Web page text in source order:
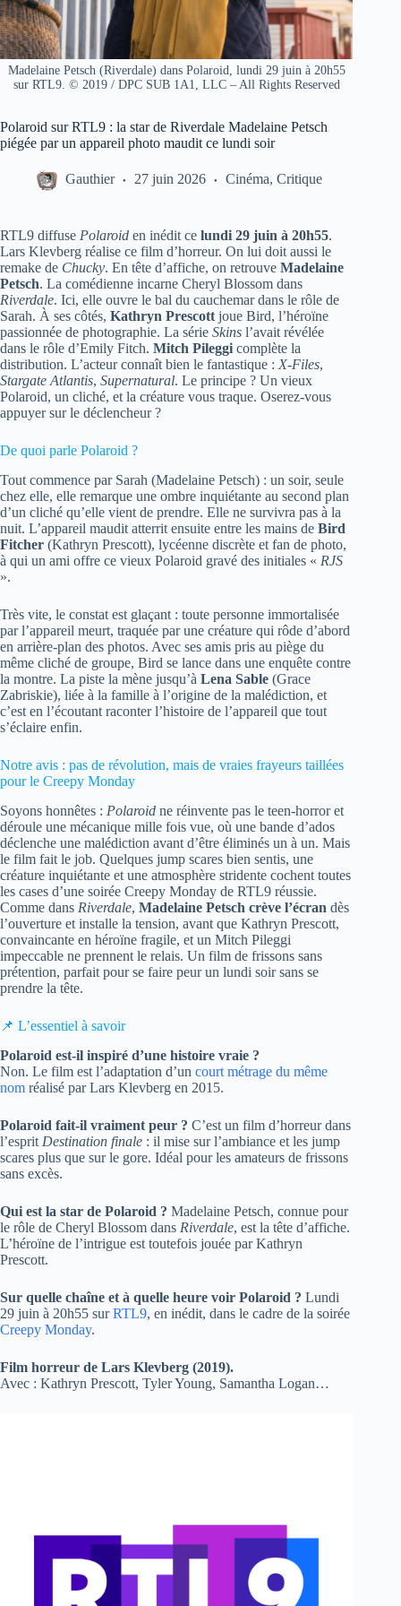
Madelaine Petsch (Riverdale) dans Polaroid, lundi 29 juin à 20h55
sur RTL9. © 2019 / DPC SUB 1A1, LLC – All Rights Reserved
Polaroid sur RTL9 : la star de Riverdale Madelaine Petsch
piégée par un appareil photo maudit ce lundi soir
Gauthier 27 juin 2026 Cinéma, Critique
RTL9 diffuse Polaroid en inédit ce lundi 29 juin à 20h55.
Lars Klevberg réalise ce film d’horreur. On lui doit aussi le
remake de Chucky. En tête d’affiche, on retrouve Madelaine
Petsch. La comédienne incarne Cheryl Blossom dans
Riverdale. Ici, elle ouvre le bal du cauchemar dans le rôle de
Sarah. À ses côtés, Kathryn Prescott joue Bird, l’héroïne
passionnée de photographie. La série Skins l’avait révélée
dans le rôle d’Emily Fitch. Mitch Pileggi complète la
distribution. L’acteur connaît bien le fantastique : X-Files,
Stargate Atlantis, Supernatural. Le principe ? Un vieux
Polaroid, un cliché, et la créature vous traque. Oserez-vous
appuyer sur le déclencheur ?
De quoi parle Polaroid ?
Tout commence par Sarah (Madelaine Petsch) : un soir, seule
chez elle, elle remarque une ombre inquiétante au second plan
d’un cliché qu’elle vient de prendre. Elle ne survivra pas à la
nuit. L’appareil maudit atterrit ensuite entre les mains de Bird
Fitcher (Kathryn Prescott), lycéenne discrète et fan de photo,
à qui un ami offre ce vieux Polaroid gravé des initiales « RJS
».
Très vite, le constat est glaçant : toute personne immortalisée
par l’appareil meurt, traquée par une créature qui rôde d’abord
en arrière-plan des photos. Avec ses amis pris au piège du
même cliché de groupe, Bird se lance dans une enquête contre
la montre. La piste la mène jusqu’à Lena Sable (Grace
Zabriskie), liée à la famille à l’origine de la malédiction, et
c’est en l’écoutant raconter l’histoire de l’appareil que tout
s’éclaire enfin.
Notre avis : pas de révolution, mais de vraies frayeurs taillées
pour le Creepy Monday
Soyons honnêtes : Polaroid ne réinvente pas le teen-horror et
déroule une mécanique mille fois vue, où une bande d’ados
déclenche une malédiction avant d’être éliminés un à un. Mais
le film fait le job. Quelques jump scares bien sentis, une
créature inquiétante et une atmosphère stridente cochent toutes
les cases d’une soirée Creepy Monday de RTL9 réussie.
Comme dans Riverdale, Madelaine Petsch crève l’écran dès
l’ouverture et installe la tension, avant que Kathryn Prescott,
convaincante en héroïne fragile, et un Mitch Pileggi
impeccable ne prennent le relais. Un film de frissons sans
prétention, parfait pour se faire peur un lundi soir sans se
prendre la tête.
📌 L’essentiel à savoir
Polaroid est-il inspiré d’une histoire vraie ?
Non. Le film est l’adaptation d’un court métrage du même
nom réalisé par Lars Klevberg en 2015.
Polaroid fait-il vraiment peur ? C’est un film d’horreur dans
l’esprit Destination finale : il mise sur l’ambiance et les jump
scares plus que sur le gore. Idéal pour les amateurs de frissons
sans excès.
Qui est la star de Polaroid ? Madelaine Petsch, connue pour
le rôle de Cheryl Blossom dans Riverdale, est la tête d’affiche.
L’héroïne de l’intrigue est toutefois jouée par Kathryn
Prescott.
Sur quelle chaîne et à quelle heure voir Polaroid ? Lundi
29 juin à 20h55 surRTL9, en inédit, dans le cadre de la soirée
Creepy Monday.
Film horreur de Lars Klevberg (2019).
Avec : Kathryn Prescott, Tyler Young, Samantha Logan…